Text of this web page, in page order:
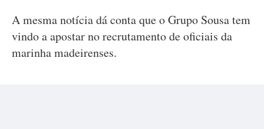
A mesma notícia dá conta que o Grupo Sousa tem
vindo a apostar no recrutamento de oficiais da
marinha madeirenses.